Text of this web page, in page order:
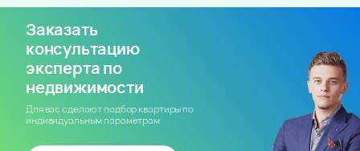
Заказать
консультацию
эксперта по
недвижимости
Для вас сделают подбор квартиры по
индивидуальным параметрам